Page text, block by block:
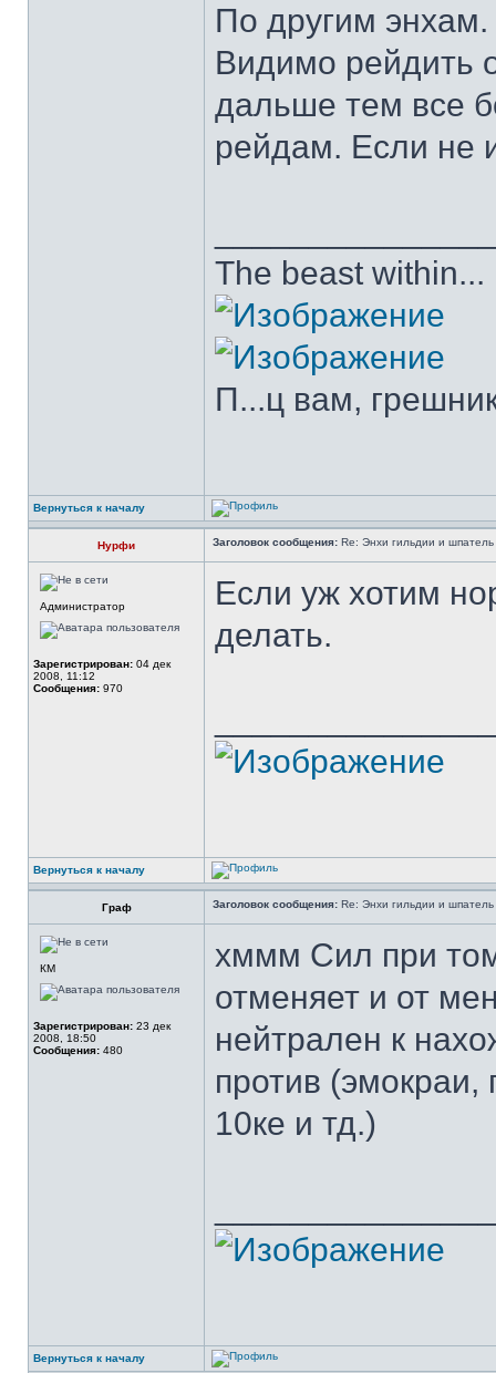
По другим энхам.
Видимо рейдить
дальше тем все
рейдам. Если не
The beast within...
П...ц вам,
Вернуться к началу
Нурфи Заголовок сообщения: Re: Энхи гильдии и шпатель
Администратор
Зарегистрирован: 04 дек
2008, 11:12
Сообщения: 970
Если уж хотим
делать.
Вернуться к началу
Граф Заголовок сообщения: Re: Энхи гильдии и шпатель
КМ
Зарегистрирован: 23 дек
2008, 18:50
Сообщения: 480
хммм Сил при
отменяет и от
нейтрален к
против
10ке и тд.)
Вернуться к началу